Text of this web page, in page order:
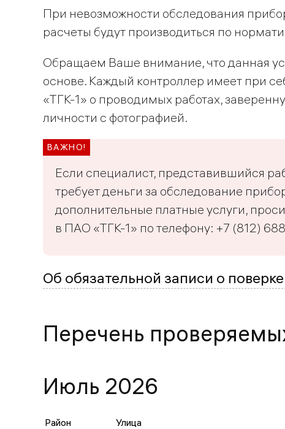
При невозможности обследования
расчеты будут производиться по
Обращаем Ваше внимание, что данная
основе. Каждый контроллер имеет при
«ТГК-1» о проводимых работах,
личности с фотографией.
Если специалист, представившийся
требует деньги за обследование
дополнительные платные услуги,
в ПАО «ТГК-1» по телефону: +7 (812)
Об обязательной записи о
Перечень
Июль 2026
Район Улица